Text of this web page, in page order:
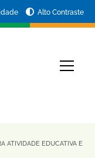
Alto Contraste
ATIVIDADE EDUCATIVA E